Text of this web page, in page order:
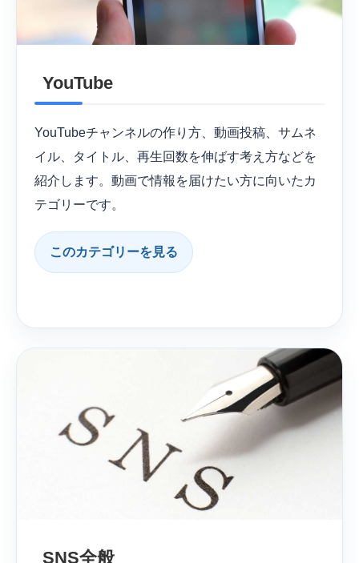
YouTube
YouTubeチャンネルの作り方、動画投稿、サムネ
イル、タイトル、再生回数を伸ばす考え方などを
紹介します。動画で情報を届けたい方に向いたカ
テゴリーです。
このカテゴリーを見る
SNS全般